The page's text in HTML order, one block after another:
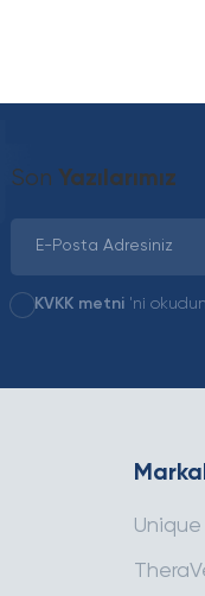
Son Yazılarımız
KVKK metni 'ni
Unique